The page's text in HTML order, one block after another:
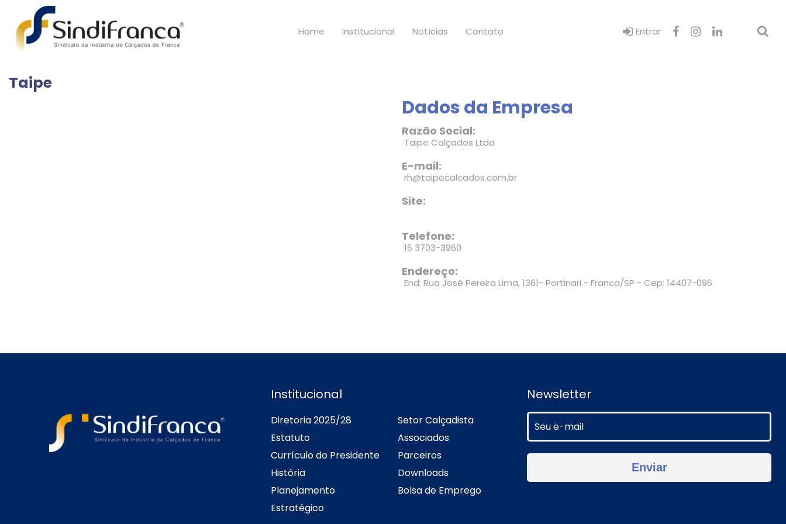
Home Institucional Notícias Contato Entrar
Taipe
Dados da Empresa
Razão Social:
Taipe Calçados Ltda
E-mail:
rh@taipecalcados.com.br
Site:
Telefone:
16 3703-3960
Endereço:
End: Rua José Pereira Lima, 1361- Portinari - Franca/SP - Cep: 14407-096
Institucional
Diretoria 2025/28
Estatuto
Currículo do Presidente
História
Planejamento
Estratégico
Setor Calçadista
Associados
Parceiros
Downloads
Bolsa de Emprego
Newsletter